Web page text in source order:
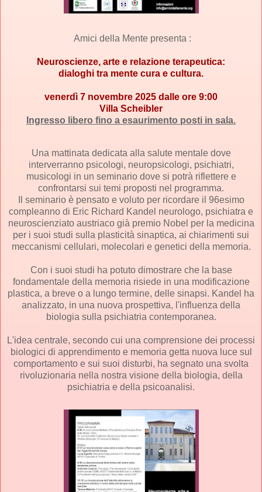
Amici della Mentepresenta :
Neuroscienze, arte e relazione terapeutica:
dialoghi tra mente cura e cultura.
venerdì 7 novembre 2025 dalle ore 9:00
Villa Scheibler
Ingresso libero fino a esaurimento posti in sala.
Una mattinata dedicata alla salute mentale dove
interverranno psicologi, neuropsicologi, psichiatri,
musicologi in un seminario dove si potrà riflettere e
confrontarsi sui temi proposti nel programma.
Il seminario è pensato e voluto per ricordare il 96esimo
compleanno di Eric Richard Kandel neurologo, psichiatra e
neuroscienziato austriaco già premio Nobel per la medicina
per i suoi studi sulla plasticità sinaptica, ai chiarimenti sui
meccanismi cellulari, molecolari e genetici della memoria.
Con i suoi studi ha potuto dimostrare che la base
fondamentale della memoria risiede in una modificazione
plastica, a breve o a lungo termine, delle sinapsi. Kandel ha
analizzato, in una nuova prospettiva, l'influenza della
biologia sulla psichiatria contemporanea.
L'idea centrale, secondo cui una comprensione dei processi
biologici di apprendimento e memoria getta nuova luce sul
comportamento e sui suoi disturbi, ha segnato una svolta
rivoluzionaria nella nostra visione della biologia, della
psichiatria e della psicoanalisi.